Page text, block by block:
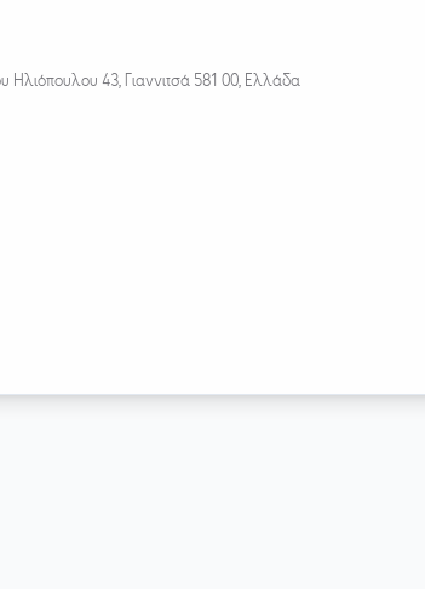
Ηλιόπουλου 43, Γιαννιτσά 581 00, Ελλάδα